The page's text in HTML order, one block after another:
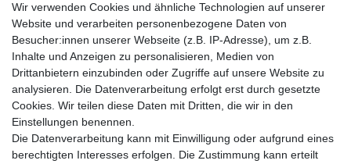
*inkl. ges. MwSt.zzgl.Versandkosten
Multifunktionsschalter 4-Gang Automatik ZF
9948347 / 225744 Alfa Romeo Fiat Lancia
Citroen Peugeot original
379,95 € *
In den Warenkorb
*inkl. ges. MwSt. zzgl. Versandkosten
Wir verwenden Cookies und ähnliche Technologien auf unserer
Website und verarbeiten personenbezogene Daten von
Besucher:innen unserer Webseite (z.B. IP-Adresse), um z.B.
Inhalte und Anzeigen zu personalisieren, Medien von
Drittanbietern einzubinden oder Zugriffe auf unsere Website zu
analysieren. Die Datenverarbeitung erfolgt erst durch gesetzte
Cookies. Wir teilen diese Daten mit Dritten, die wir in den
Einstellungen benennen.
Die Datenverarbeitung kann mit Einwilligung oder aufgrund eines
berechtigten Interesses erfolgen. Die Zustimmung kann erteilt